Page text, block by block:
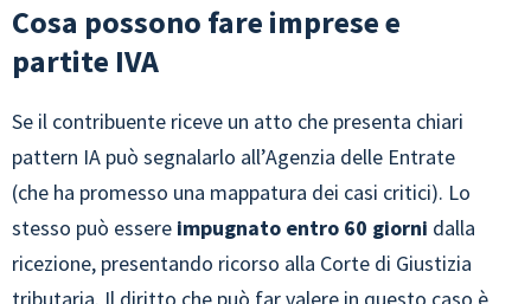
Cosa possono fare imprese e
partite IVA
Se il contribuente riceve un atto che presenta chiari
pattern IA può segnalarlo all’Agenzia delle Entrate
(che ha promesso una mappatura dei casi critici). Lo
stesso può essere impugnato entro 60 giorni dalla
ricezione, presentando ricorso alla Corte di Giustizia
tributaria. Il diritto che può far valere in questo caso è